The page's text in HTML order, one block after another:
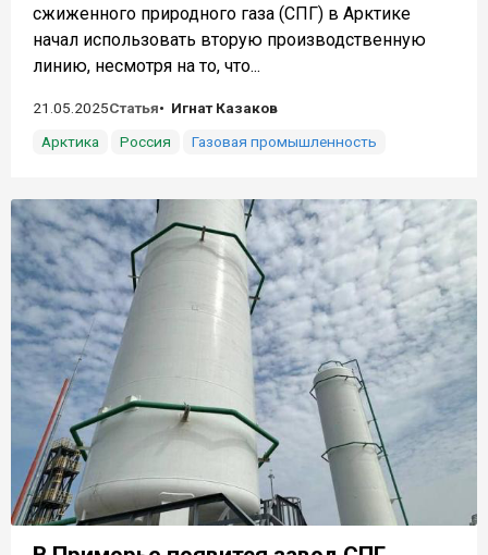
сжиженного природного газа (СПГ) в Арктике
начал использовать вторую производственную
линию, несмотря на то, что...
21.05.2025Статья
Игнат Казаков
Арктика
Россия Газовая промышленность